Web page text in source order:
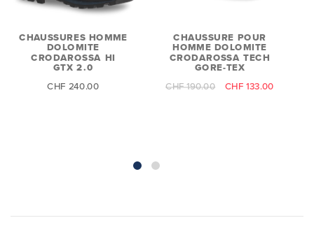
CHAUSSURES HOMME
DOLOMITE
CRODAROSSA HI
GTX 2.0
CHF 240.00
CHAUSSURE POUR
HOMME DOLOMITE
CRODAROSSA TECH
GORE-TEX
CHF 190.00
CHF 133.00